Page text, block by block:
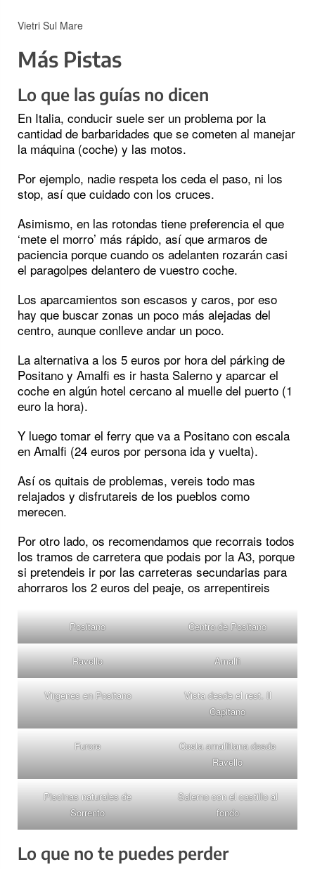
Vietri Sul Mare
Más Pistas
Lo que las guías no dicen
En Italia, conducir suele ser un problema por la
cantidad de barbaridades que se cometen al manejar
la máquina (coche) y las motos.
Por ejemplo, nadie respeta los ceda el paso, ni los
stop, así que cuidado con los cruces.
Asimismo, en las rotondas tiene preferencia el que
‘mete el morro’ más rápido, así que armaros de
paciencia porque cuando os adelanten rozarán casi
el paragolpes delantero de vuestro coche.
Los aparcamientos son escasos y caros, por eso
hay que buscar zonas un poco más alejadas del
centro, aunque conlleve andar un poco.
La alternativa a los 5 euros por hora del párking de
Positano y Amalfi es ir hasta Salerno y aparcar el
coche en algún hotel cercano al muelle del puerto (1
euro la hora).
Y luego tomar el ferry que va a Positano con escala
en Amalfi (24 euros por persona ida y vuelta).
Así os quitais de problemas, vereis todo mas
relajados y disfrutareis de los pueblos como
merecen.
Por otro lado, os recomendamos que recorrais todos
los tramos de carretera que podais por la A3, porque
si pretendeis ir por las carreteras secundarias para
ahorraros los 2 euros del peaje, os arrepentireis
Positano Centro de Positano
Ravello Amalfi
Virgenes en Positano
Vista desde el rest. Il
Capitano
Furore
Costa amalfitana desde
Ravello
Piscinas naturales de
Sorrento
Salerno con el castillo al
fondo
Lo que no te puedes perder